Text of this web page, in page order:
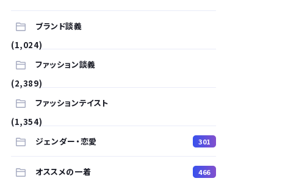
ブランド談義
(1,024)
ファッション談義
(2,389)
ファッションテイスト
(1,354)
ジェンダー・恋愛
301
オススメの一着 466